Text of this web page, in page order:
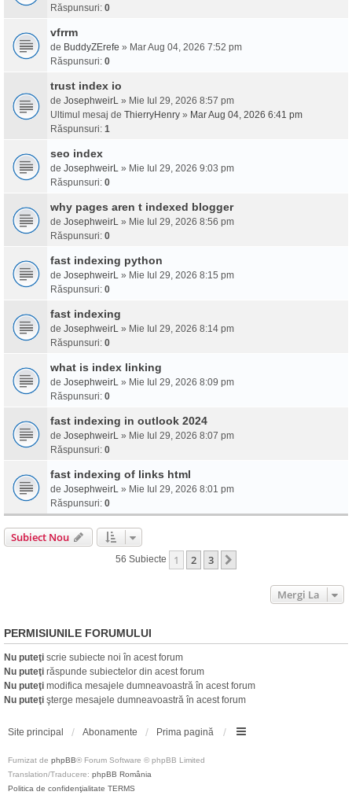
Răspunsuri: 0
vfrrm
de BuddyZErefe » Mar Aug 04, 2026 7:52 pm
Răspunsuri: 0
trust index io
de JosephweirL » Mie Iul 29, 2026 8:57 pm
Ultimul mesaj de ThierryHenry » Mar Aug 04, 2026 6:41 pm
Răspunsuri: 1
seo index
de JosephweirL » Mie Iul 29, 2026 9:03 pm
Răspunsuri: 0
why pages aren t indexed blogger
de JosephweirL » Mie Iul 29, 2026 8:56 pm
Răspunsuri: 0
fast indexing python
de JosephweirL » Mie Iul 29, 2026 8:15 pm
Răspunsuri: 0
fast indexing
de JosephweirL » Mie Iul 29, 2026 8:14 pm
Răspunsuri: 0
what is index linking
de JosephweirL » Mie Iul 29, 2026 8:09 pm
Răspunsuri: 0
fast indexing in outlook 2024
de JosephweirL » Mie Iul 29, 2026 8:07 pm
Răspunsuri: 0
fast indexing of links html
de JosephweirL » Mie Iul 29, 2026 8:01 pm
Răspunsuri: 0
Subiect Nou
56 Subiecte 1 2 3
Mergi La
PERMISIUNILE FORUMULUI
Nu puteţi scrie subiecte noi în acest forum
Nu puteţi răspunde subiectelor din acest forum
Nu puteţi modifica mesajele dumneavoastră în acest forum
Nu puteţi şterge mesajele dumneavoastră în acest forum
Site principal Abonamente Prima pagină
Furnizat de phpBB® Forum Software © phpBB Limited
Translation/Traducere: phpBB România
Politica de confidenţialitate TERMS